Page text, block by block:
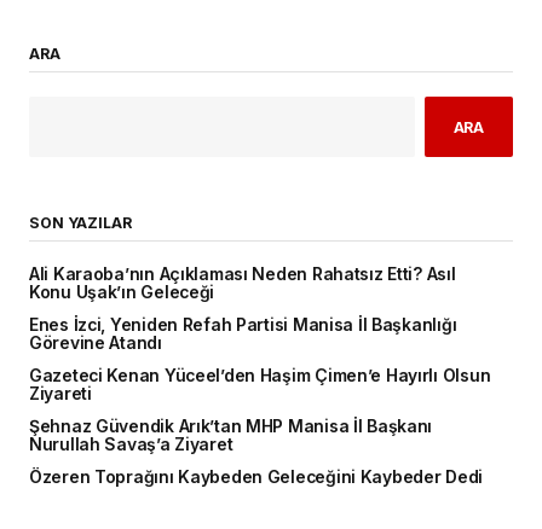
ARA
ARA
SON YAZILAR
Ali Karaoba’nın Açıklaması Neden Rahatsız Etti? Asıl
Konu Uşak’ın Geleceği
Enes İzci, Yeniden Refah Partisi Manisa İl Başkanlığı
Görevine Atandı
Gazeteci Kenan Yüceel’den Haşim Çimen’e Hayırlı Olsun
Ziyareti
Şehnaz Güvendik Arık’tan MHP Manisa İl Başkanı
Nurullah Savaş’a Ziyaret
Özeren Toprağını Kaybeden Geleceğini Kaybeder Dedi